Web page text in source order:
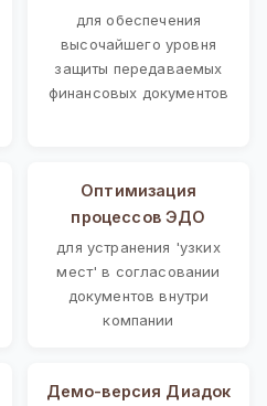
для обеспечения
высочайшего уровня
защиты передаваемых
финансовых документов
Оптимизация
процессов ЭДО
для устранения 'узких
мест' в согласовании
документов внутри
компании
Демо-версия Диадок